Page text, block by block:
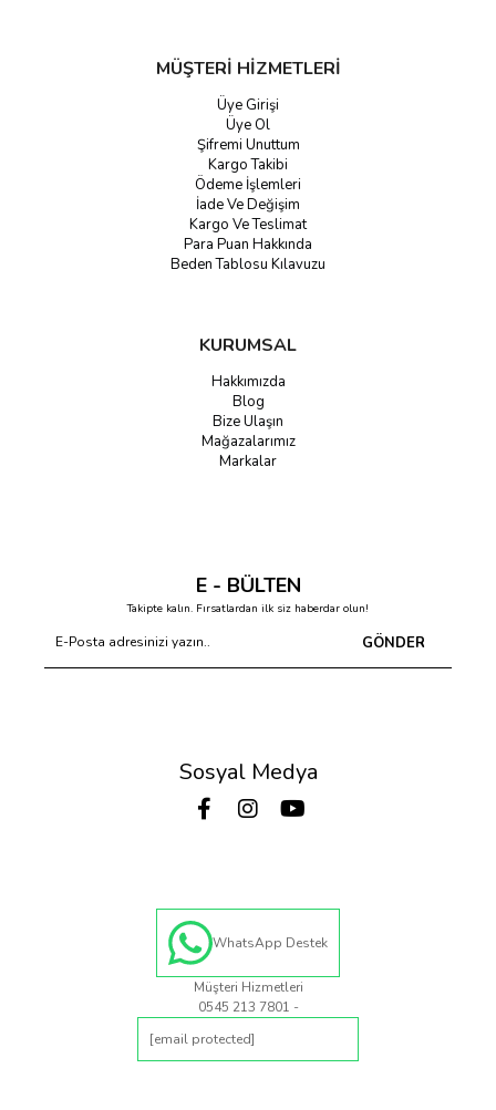
MÜŞTERİ HİZMETLERİ
Üye Girişi
Üye Ol
Şifremi Unuttum
Kargo Takibi
Ödeme İşlemleri
İade Ve Değişim
Kargo Ve Teslimat
Para Puan Hakkında
Beden Tablosu Kılavuzu
KURUMSAL
Hakkımızda
Blog
Bize Ulaşın
Mağazalarımız
Markalar
E - BÜLTEN
Takipte kalın. Fırsatlardan ilk siz haberdar olun!
GÖNDER
Sosyal Medya
WhatsApp Destek
Müşteri Hizmetleri
0545 213 7801 -
[email protected]